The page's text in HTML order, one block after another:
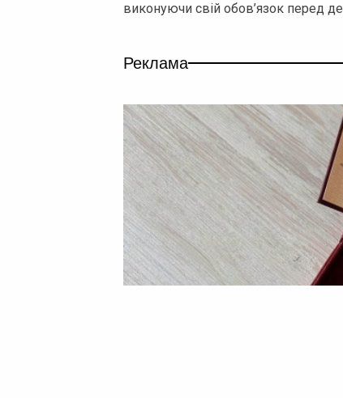
виконуючи свій обов’язок перед
Реклама